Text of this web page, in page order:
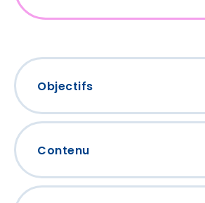
Objectifs
A l’issue de cette formation
● Comprendre en détail la
documents financiers de
Contenu
Fondements de la